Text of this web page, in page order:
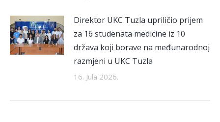
Direktor UKC Tuzla upriličio prijem
za 16 studenata medicine iz 10
država koji borave na međunarodnoj
razmjeni u UKC Tuzla
16. Jula 2026.